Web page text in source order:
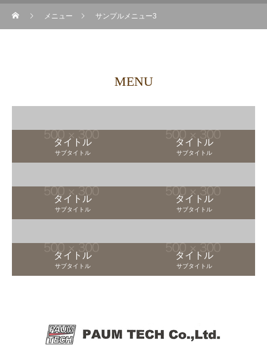
メニュー サンプルメニュー3
MENU
タイトル
サブタイトル
タイトル
サブタイトル
タイトル
サブタイトル
タイトル
サブタイトル
タイトル
サブタイトル
タイトル
サブタイトル